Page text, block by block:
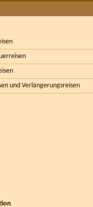
und Verlängerungsreisen